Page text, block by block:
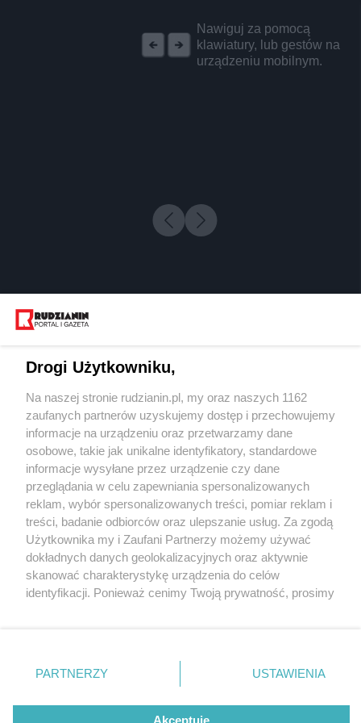
Nawiguj za pomocą
klawiatury, lub gestów na
urządzeniu mobilnym.
2 / 0
Wydawca mediów
Nie zapomnij
zapoznać się z:
polityką prywatności regulamin korzystania z portali
Twojemiasto
Piekary Śląskie
Chorzów
Tarnowskie Góry
Gliwice
Skontakuj sięz nami
Kontakt
Wydawca
Redakcja
Drogi Użytkowniku,
Na naszej stronie rudzianin.pl, my oraz naszych 1162
zaufanych partnerów uzyskujemy dostęp i przechowujemy
informacje na urządzeniu oraz przetwarzamy dane
osobowe, takie jak unikalne identyfikatory, standardowe
informacje wysyłane przez urządzenie czy dane
przeglądania w celu zapewniania spersonalizowanych
reklam, wybór spersonalizowanych treści, pomiar reklam i
treści, badanie odbiorców oraz ulepszanie usług. Za zgodą
Użytkownika my i Zaufani Partnerzy możemy używać
dokładnych danych geolokalizacyjnych oraz aktywnie
skanować charakterystykę urządzenia do celów
identyfikacji. Ponieważ cenimy Twoją prywatność, prosimy
prywatności znajdujący się w lewym dolnym rogu strony
. Niektóre rodzaje przetwarzania danych nie wymagają
zgody użytkownika, ale masz prawo sprzeciwić się
takiemu przetwarzaniu. Preferencje będą miały
PARTNERZY USTAWIENIA
Akceptuję